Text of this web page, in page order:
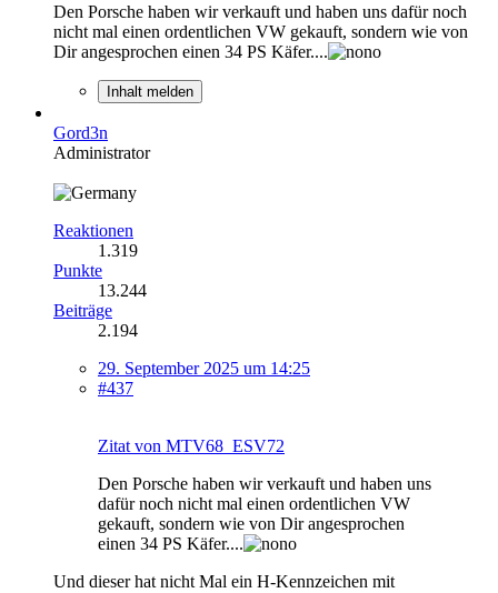
Den Porsche haben wir verkauft und haben uns dafür noch
nicht mal einen ordentlichen VW gekauft, sondern wie von
Dir angesprochen einen 34 PS Käfer....
Inhalt melden
Gord3n
Administrator
Reaktionen
1.319
Punkte
13.244
Beiträge
2.194
29. September 2025 um 14:25
#437
Zitat von MTV68_ESV72
Den Porsche haben wir verkauft und haben uns
dafür noch nicht mal einen ordentlichen VW
gekauft, sondern wie von Dir angesprochen
einen 34 PS Käfer....
Und dieser hat nicht Mal ein H-Kennzeichen mit